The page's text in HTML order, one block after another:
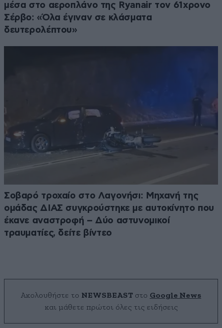
μέσα στο αεροπλάνο της Ryanair τον 61χρονο
Σέρβο: «Όλα έγιναν σε κλάσματα
δευτερολέπτου»
Σοβαρό τροχαίο στο Λαγονήσι: Μηχανή της
ομάδας ΔΙΑΣ συγκρούστηκε με αυτοκίνητο που
έκανε αναστροφή – Δύο αστυνομικοί
τραυματίες, δείτε βίντεο
Ακολουθήστε το NEWSBEAST στο Google News
και μάθετε πρώτοι όλες τις ειδήσεις